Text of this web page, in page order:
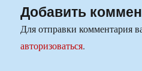
Добавить
Для отправки комментария
авторизоваться.